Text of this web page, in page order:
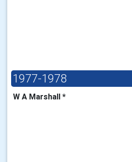
1977-1978
W A Marshall *